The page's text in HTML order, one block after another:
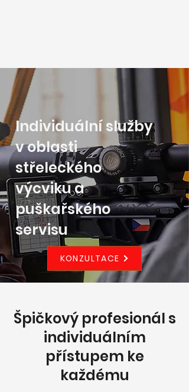
Individuální služby
v oblasti
střeleckého
výcviku a
puškařského
servisu
KONZULTACE
Špičkový profesionál s
individuálním
přístupem ke
každému